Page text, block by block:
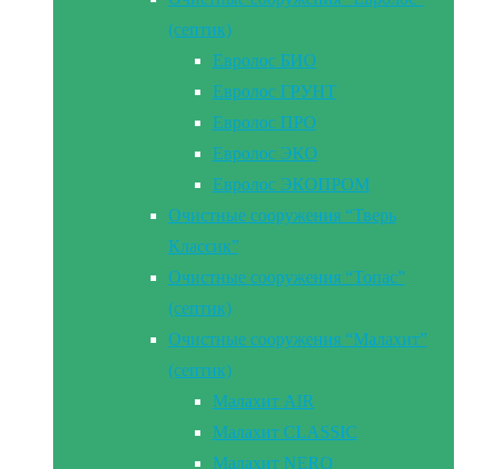
(септик)
Евролос БИО
Евролос ГРУНТ
Евролос ПРО
Евролос ЭКО
Евролос ЭКОПРОМ
Очистные сооружения “Тверь
Классик”
Очистные сооружения “Топас”
(септик)
Очистные сооружения “Малахит”
(септик)
Малахит AIR
Малахит CLASSIC
Малахит NERO